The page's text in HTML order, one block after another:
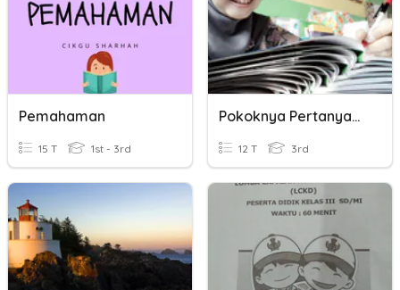
Pemahaman
15 T 1st - 3rd
Pokoknya Pertanyaan
12 T 3rd